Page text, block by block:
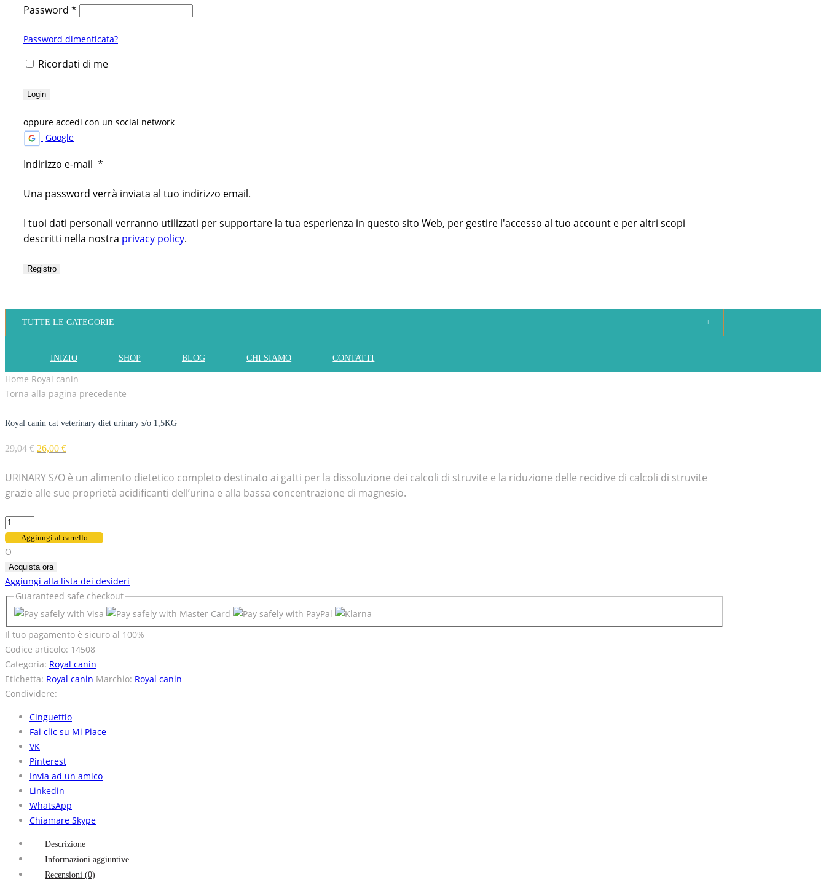
Password *
Password dimenticata?
Ricordati di me
Login
oppure accedi con un social network
Google
Indirizzo e-mail *
Una password verrà inviata al tuo indirizzo email.
I tuoi dati personali verranno utilizzati per supportare la tua esperienza in questo sito Web, per gestire l'accesso al tuo account e per altri scopi
descritti nella nostra privacy policy.
Registro
TUTTE LE CATEGORIE
INIZIO SHOP BLOG CHI SIAMO CONTATTI
Home Royal canin
Torna alla pagina precedente
Royal canin cat veterinary diet urinary s/o 1,5KG
29,04€ 26,00 €
URINARY S/O è un alimento dietetico completo destinato ai gatti per la dissoluzione dei calcoli di struvite e la riduzione delle recidive di calcoli di struvite
grazie alle sue proprietà acidificanti dell’urina e alla bassa concentrazione di magnesio.
Aggiungi al carrello
O
Acquista ora
Aggiungi alla lista dei desideri
Guaranteed safe checkout
Il tuo pagamento è sicuro al 100%
Codice articolo: 14508
Categoria: Royal canin
Etichetta: Royal canin Marchio: Royal canin
Condividere:
Cinguettio
Fai clic su Mi Piace
VK
Pinterest
Invia ad un amico
Linkedin
WhatsApp
Chiamare Skype
Descrizione
Informazioni aggiuntive
Recensioni (0)